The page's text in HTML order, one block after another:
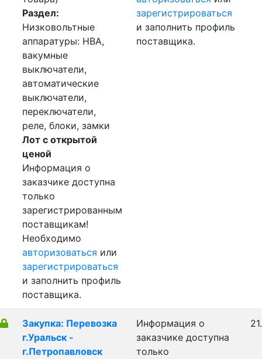
Раздел:
Низковольтные
аппаратуры: НВА,
вакумные
выключатели,
автоматические
выключатели,
переключатели,
реле, блоки, замки
Лот с открытой
ценой
Информация о
заказчике доступна
только
зарегистрированным
поставщикам!
Необходимо
авторизоваться или
зарегистрироваться
и заполнить профиль
поставщика.
зарегистрироваться
и заполнить профиль
поставщика.
Закупка: Перевозка
г.Уральск -
г.Петропавловск
Информация о
заказчике доступна
только